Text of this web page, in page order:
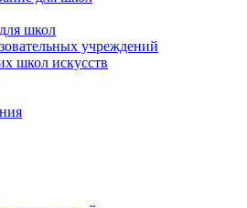
школ
учреждений
школ искусств